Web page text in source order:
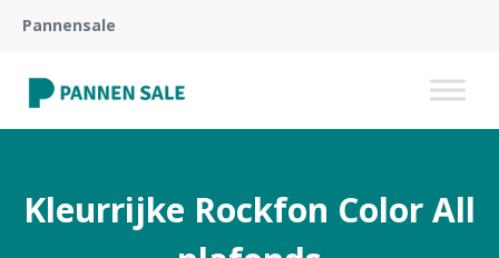
Pannensale
Kleurrijke Rockfon Color All